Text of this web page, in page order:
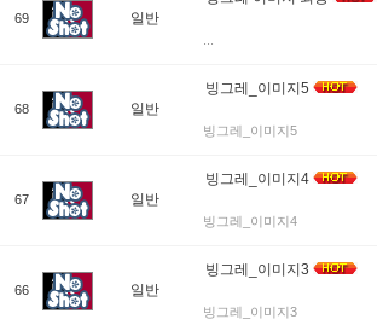
69 일반
68 일반
빙그레_이미지5
빙그레_이미지5
67 일반
빙그레_이미지4
빙그레_이미지4
66 일반
빙그레_이미지3
빙그레_이미지3